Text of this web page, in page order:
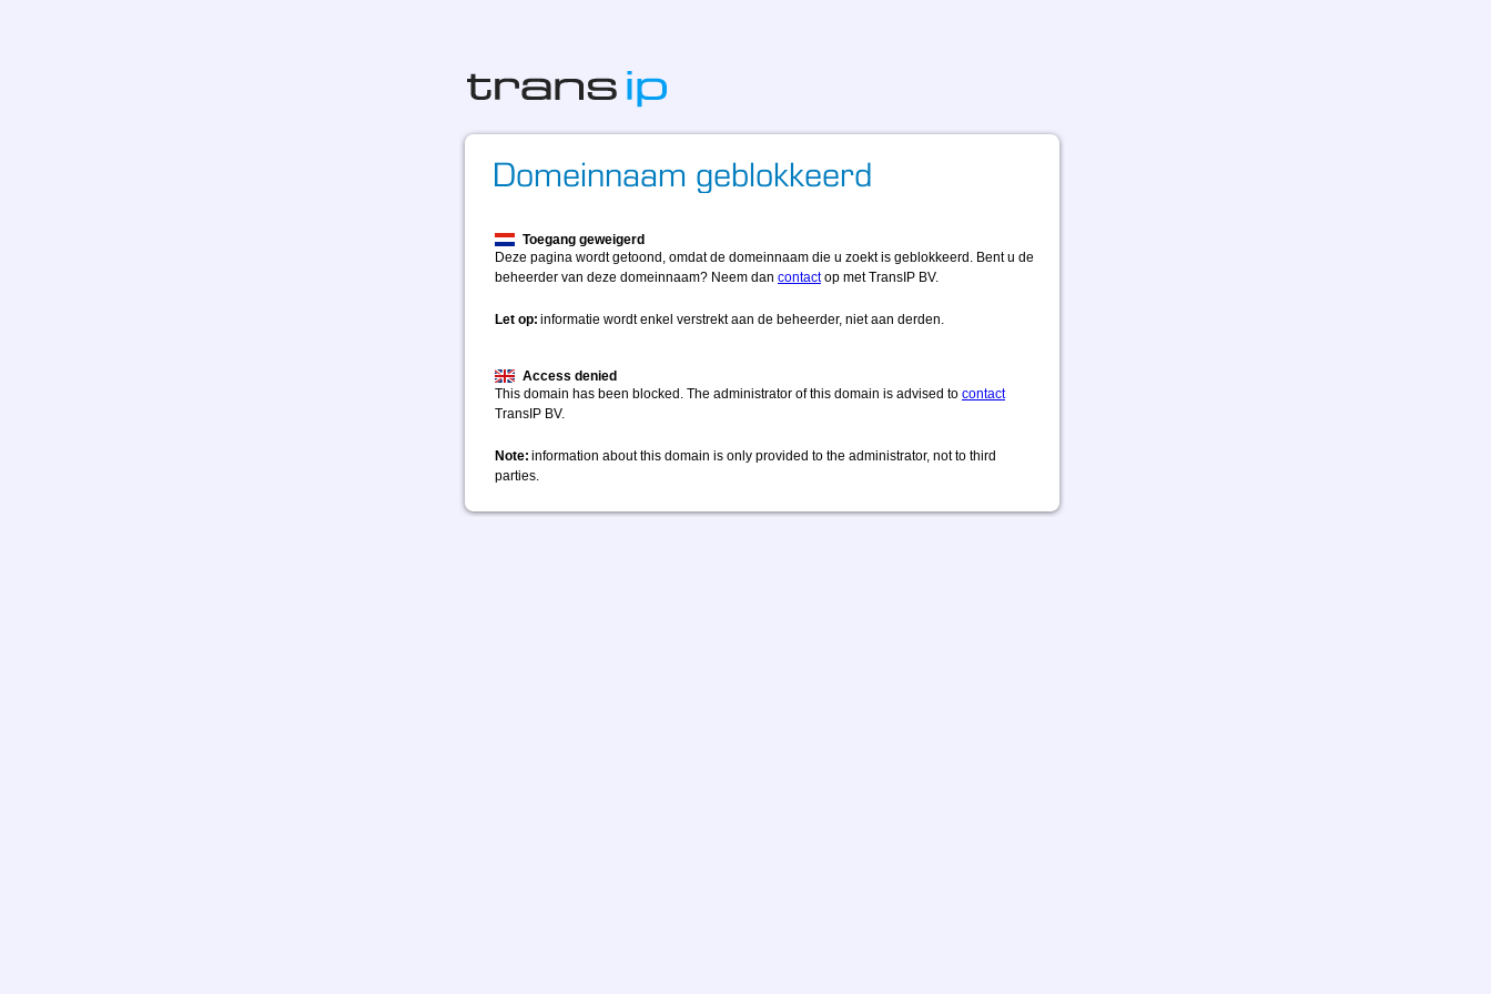
Toegang geweigerd
Deze pagina wordt getoond, omdat de domeinnaam die u zoekt is geblokkeerd. Bent u de
beheerder van deze domeinnaam? Neem dan contactop met TransIP BV.
Let op: informatie wordt enkel verstrekt aan de beheerder, niet aan derden.
Access denied
This domain has been blocked. The administrator of this domain is advised to contact
TransIP BV.
Note: information about this domain is only provided to the administrator, not to third
parties.